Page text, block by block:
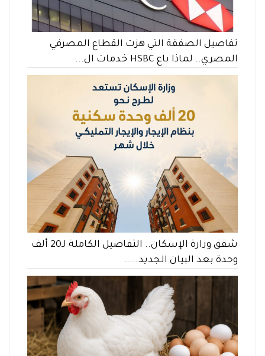
تفاصيل الصفقة التي هزت القطاع المصرفي
المصري.. لماذا باع HSBC خدمات ال...
شقق وزارة الإسكان.. التفاصيل الكاملة لـ20 ألف
وحدة بعد البيان الجديد.....